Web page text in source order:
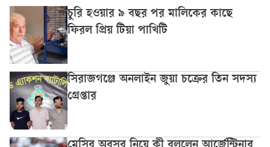
চুরি হওয়ার ৯ বছর পর মালিকের কাছে
ফিরল প্রিয় টিয়া পাখিটি
সিরাজগঞ্জে অনলাইন জুয়া চক্রের তিন সদস্য
গ্রেপ্তার